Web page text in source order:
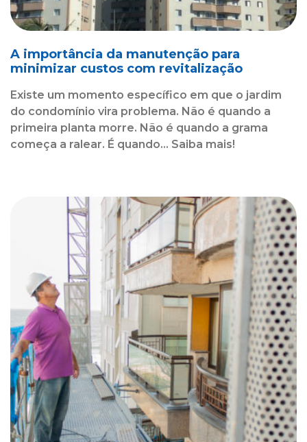
A importância da manutenção para
minimizar custos com revitalização
Existe um momento específico em que o jardim
do condomínio vira problema. Não é quando a
primeira planta morre. Não é quando a grama
começa a ralear. É quando... Saiba mais!